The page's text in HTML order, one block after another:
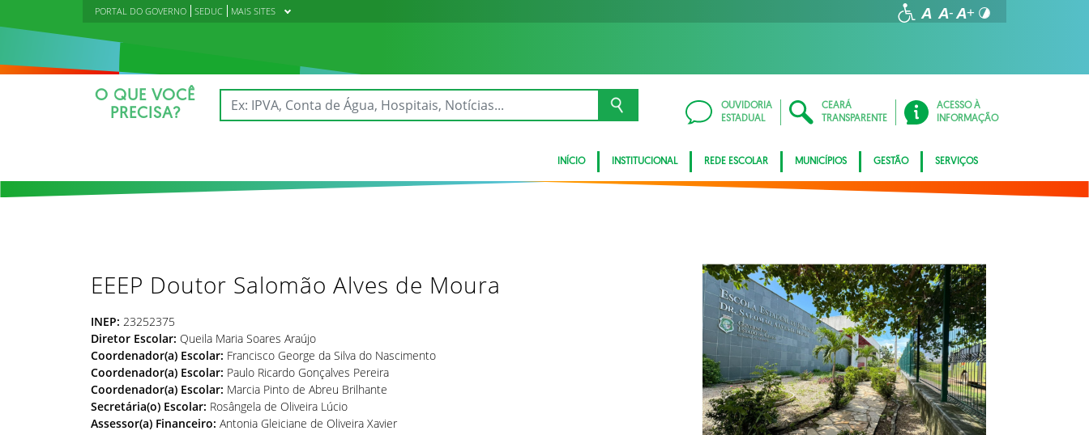
PORTAL DO GOVERNO SEDUC MAIS SITES
O QUE VOCÊ
PRECISA?
OUVIDORIA
ESTADUAL
CEARÁ
TRANSPARENTE
ACESSO À
INFORMAÇÃO
INÍCIO INSTITUCIONAL REDE ESCOLAR MUNICÍPIOS GESTÃO SERVIÇOS
EEEP Doutor Salomão Alves de Moura
INEP: 23252375
Diretor Escolar: Queila Maria Soares Araújo
Coordenador(a) Escolar: Francisco George da Silva do Nascimento
Coordenador(a) Escolar: Paulo Ricardo Gonçalves Pereira
Coordenador(a) Escolar: Marcia Pinto de Abreu Brilhante
Secretária(o) Escolar: Rosângela de Oliveira Lúcio
Assessor(a) Financeiro: Antonia Gleiciane de Oliveira Xavier